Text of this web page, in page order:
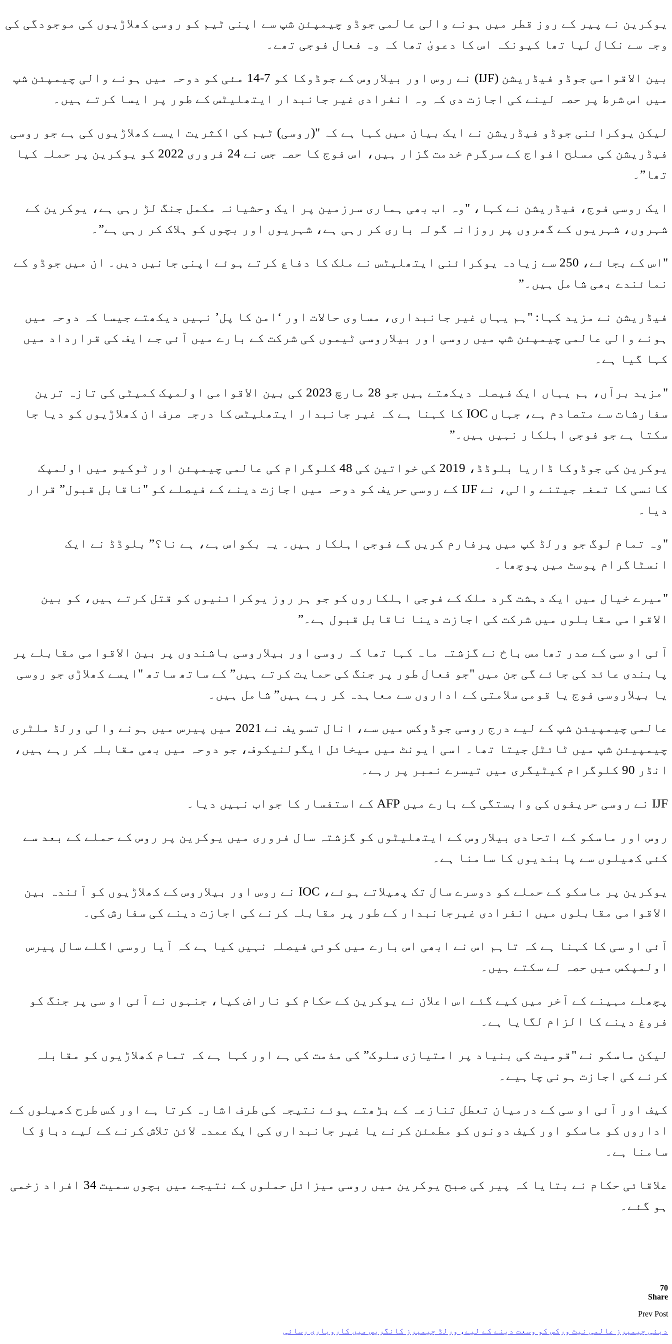
یوکرین نے پیر کے روز قطر میں ہونے والی عالمی جوڈو چیمپئن شپ سے اپنی ٹیم کو روسی کھلاڑیوں کی موجودگی کی
وجہ سے نکال لیا تھا کیونکہ اس کا دعویٰ تھا کہ وہ فعال فوجی تھے۔
بین الاقوامی جوڈو فیڈریشن (IJF) نے روس اور بیلاروس کے جوڈوکا کو 7-14 مئی کو دوحہ میں ہونے والی چیمپئن شپ
میں اس شرط پر حصہ لینے کی اجازت دی کہ وہ انفرادی غیر جانبدار ایتھلیٹس کے طور پر ایسا کرتے ہیں۔
لیکن یوکرائنی جوڈو فیڈریشن نے ایک بیان میں کہا ہے کہ "(روسی) ٹیم کی اکثریت ایسے کھلاڑیوں کی ہے جو روسی
فیڈریشن کی مسلح افواج کے سرگرم خدمت گزار ہیں، اس فوج کا حصہ جس نے 24 فروری 2022 کو یوکرین پر حملہ کیا
تھا”۔
ایک روسی فوج، فیڈریشن نے کہا، "وہ اب بھی ہماری سرزمین پر ایک وحشیانہ مکمل جنگ لڑ رہی ہے، یوکرین کے
شہروں، شہریوں کے گھروں پر روزانہ گولہ باری کر رہی ہے، شہریوں اور بچوں کو ہلاک کر رہی ہے”۔
"اس کے بجائے، 250 سے زیادہ یوکرائنی ایتھلیٹس نے ملک کا دفاع کرتے ہوئے اپنی جانیں دیں۔ ان میں جوڈو کے
نمائندے بھی شامل ہیں۔”
فیڈریشن نے مزید کہا: "ہم یہاں غیر جانبداری، مساوی حالات اور ‘امن کا پل’ نہیں دیکھتے جیسا کہ دوحہ میں
ہونے والی عالمی چیمپئن شپ میں روسی اور بیلاروسی ٹیموں کی شرکت کے بارے میں آئی جے ایف کی قرارداد میں
کہا گیا ہے۔
"مزید برآں، ہم یہاں ایک فیصلہ دیکھتے ہیں جو 28 مارچ 2023 کی بین الاقوامی اولمپک کمیٹی کی تازہ ترین
سفارشات سے متصادم ہے، جہاں IOC کا کہنا ہے کہ غیر جانبدار ایتھلیٹس کا درجہ صرف ان کھلاڑیوں کو دیا جا
سکتا ہے جو فوجی اہلکار نہیں ہیں۔”
یوکرین کی جوڈوکا ڈاریا بلوڈڈ، 2019 کی خواتین کی 48 کلوگرام کی عالمی چیمپئن اور ٹوکیو میں اولمپک
کانسی کا تمغہ جیتنے والی، نے IJF کے روسی حریف کو دوحہ میں اجازت دینے کے فیصلے کو "ناقابل قبول” قرار
دیا۔
"وہ تمام لوگ جو ورلڈ کپ میں پرفارم کریں گے فوجی اہلکار ہیں۔ یہ بکواس ہے، ہے نا؟” بلوڈڈ نے ایک
انسٹاگرام پوسٹ میں پوچھا۔
"میرے خیال میں ایک دہشت گرد ملک کے فوجی اہلکاروں کو جو ہر روز یوکرائنیوں کو قتل کرتے ہیں، کو بین
الاقوامی مقابلوں میں شرکت کی اجازت دینا ناقابل قبول ہے۔”
آئی او سی کے صدر تھامس باخ نے گزشتہ ماہ کہا تھا کہ روسی اور بیلاروسی باشندوں پر بین الاقوامی مقابلے پر
پابندی عائد کی جائے گی جن میں "جو فعال طور پر جنگ کی حمایت کرتے ہیں” کے ساتھ ساتھ "ایسے کھلاڑی جو روسی
یا بیلاروسی فوج یا قومی سلامتی کے اداروں سے معاہدہ کر رہے ہیں” شامل ہیں۔
عالمی چیمپیئن شپ کے لیے درج روسی جوڈوکس میں سے، انال تسویف نے 2021 میں پیرس میں ہونے والی ورلڈ ملٹری
چیمپیئن شپ میں ٹائٹل جیتا تھا۔ اسی ایونٹ میں میخائل ایگولنیکوف، جو دوحہ میں بھی مقابلہ کر رہے ہیں،
انڈر 90 کلوگرام کیٹیگری میں تیسرے نمبر پر رہے۔
IJF نے روسی حریفوں کی وابستگی کے بارے میں AFP کے استفسار کا جواب نہیں دیا۔
روس اور ماسکو کے اتحادی بیلاروس کے ایتھلیٹوں کو گزشتہ سال فروری میں یوکرین پر روس کے حملے کے بعد سے
کئی کھیلوں سے پابندیوں کا سامنا ہے۔
یوکرین پر ماسکو کے حملے کو دوسرے سال تک پھیلاتے ہوئے، IOC نے روس اور بیلاروس کے کھلاڑیوں کو آئندہ بین
الاقوامی مقابلوں میں انفرادی غیرجانبدار کے طور پر مقابلہ کرنے کی اجازت دینے کی سفارش کی۔
آئی او سی کا کہنا ہے کہ تاہم اس نے ابھی اس بارے میں کوئی فیصلہ نہیں کیا ہے کہ آیا روسی اگلے سال پیرس
اولمپکس میں حصہ لے سکتے ہیں۔
پچھلے مہینے کے آخر میں کیے گئے اس اعلان نے یوکرین کے حکام کو ناراض کیا، جنہوں نے آئی او سی پر جنگ کو
فروغ دینے کا الزام لگایا ہے۔
لیکن ماسکو نے "قومیت کی بنیاد پر امتیازی سلوک” کی مذمت کی ہے اور کہا ہے کہ تمام کھلاڑیوں کو مقابلہ
کرنے کی اجازت ہونی چاہیے۔
کیف اور آئی او سی کے درمیان تعطل تنازعہ کے بڑھتے ہوئے نتیجہ کی طرف اشارہ کرتا ہے اور کس طرح کھیلوں کے
اداروں کو ماسکو اور کیف دونوں کو مطمئن کرنے یا غیر جانبداری کی ایک عمدہ لائن تلاش کرنے کے لیے دباؤ کا
سامنا ہے۔
علاقائی حکام نے بتایا کہ پیر کی صبح یوکرین میں روسی میزائل حملوں کے نتیجے میں بچوں سمیت 34 افراد زخمی
ہو گئے۔
70
Share
Prev Post
دبئی چیمبرز عالمی نیٹ ورکس کو وسعت دینے کے لیے، ورلڈ چیمبرز کانگریس میں کاروباری رسائی